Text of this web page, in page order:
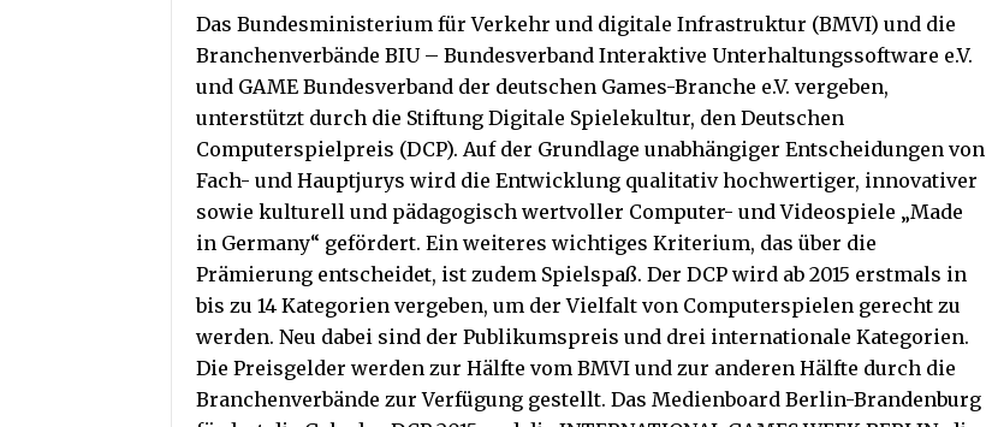
Das Bundesministerium für Verkehr und digitale Infrastruktur (BMVI) und die
Branchenverbände BIU – Bundesverband Interaktive Unterhaltungssoftware e.V.
und GAME Bundesverband der deutschen Games-Branche e.V. vergeben,
unterstützt durch die Stiftung Digitale Spielekultur, den Deutschen
Computerspielpreis (DCP). Auf der Grundlage unabhängiger Entscheidungen von
Fach- und Hauptjurys wird die Entwicklung qualitativ hochwertiger, innovativer
sowie kulturell und pädagogisch wertvoller Computer- und Videospiele „Made
in Germany“ gefördert. Ein weiteres wichtiges Kriterium, das über die
Prämierung entscheidet, ist zudem Spielspaß. Der DCP wird ab 2015 erstmals in
bis zu 14 Kategorien vergeben, um der Vielfalt von Computerspielen gerecht zu
werden. Neu dabei sind der Publikumspreis und drei internationale Kategorien.
Die Preisgelder werden zur Hälfte vom BMVI und zur anderen Hälfte durch die
Branchenverbände zur Verfügung gestellt. Das Medienboard Berlin-Brandenburg